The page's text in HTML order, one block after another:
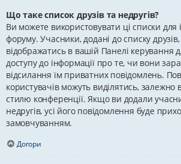
Що таке список друзів та недругів?
Ви можете використовувати ці списки для
форуму. Учасники, додані до списку друзів,
відображатись в вашій Панелі керування
доступу до інформації про те, чи вони
відсилання їм приватних повідомлень.
користувачів можуть виділятись, залежно
стилю конференції. Якщо ви додали
недругів, усі його повідомлення буде
замовчуванням.
Догори